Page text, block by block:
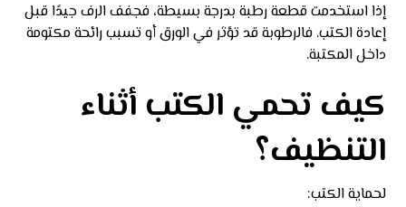
إذا استخدمت قطعة رطبة بدرجة بسيطة، فجفف الرف جيدًا قبل
إعادة الكتب. فالرطوبة قد تؤثر في الورق أو تسبب رائحة مكتومة
داخل المكتبة.
كيف تحمي الكتب أثناء
التنظيف؟
لحماية الكتب: